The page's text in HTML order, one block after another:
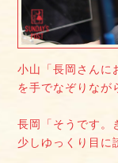
小山「長岡さんに
を手でなぞりなが
長岡「そうです。
少しゆっくり目に